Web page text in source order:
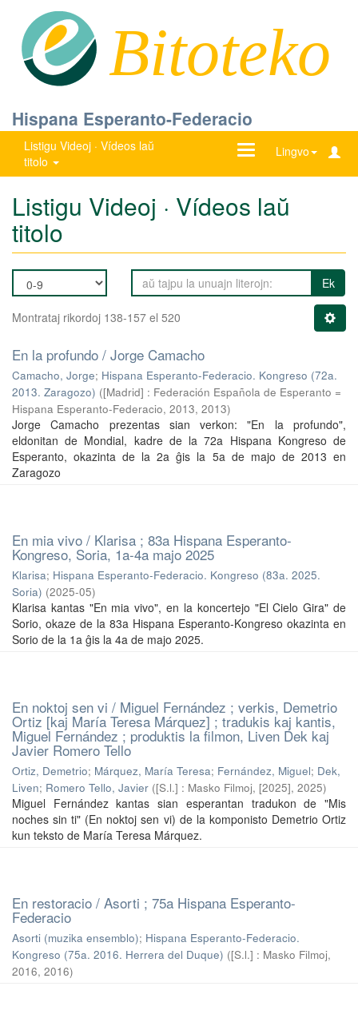
Bitoteko
Hispana Esperanto-Federacio
Listigu Videoj · Vídeos laŭ
titolo
Lingvo
Ŝanĝu
Listigu Videoj · Vídeos laŭ
titolo
Ek
Montrataj rikordoj 138-157 el 520
En la profundo / Jorge Camacho
Camacho, Jorge; Hispana Esperanto-Federacio. Kongreso (72a.
2013. Zaragozo) ([Madrid] : Federación Española de Esperanto =
Hispana Esperanto-Federacio, 2013, 2013)
Jorge Camacho prezentas sian verkon: "En la profundo",
eldonitan de Mondial, kadre de la 72a Hispana Kongreso de
Esperanto, okazinta de la 2a ĝis la 5a de majo de 2013 en
Zaragozo
En mia vivo / Klarisa ; 83a Hispana Esperanto-
Kongreso, Soria, 1a-4a majo 2025
Klarisa; Hispana Esperanto-Federacio. Kongreso (83a. 2025.
Soria) (2025-05)
Klarisa kantas "En mia vivo", en la koncertejo "El Cielo Gira" de
Sorio, okaze de la 83a Hispana Esperanto-Kongreso okazinta en
Sorio de la 1a ĝis la 4a de majo 2025.
En noktoj sen vi / Miguel Fernández ; verkis, Demetrio
Ortiz [kaj María Teresa Márquez] ; tradukis kaj kantis,
Miguel Fernández ; produktis la filmon, Liven Dek kaj
Javier Romero Tello
Ortiz, Demetrio; Márquez, María Teresa; Fernández, Miguel; Dek,
Liven; Romero Tello, Javier ([S.l.] : Masko Filmoj, [2025], 2025)
Miguel Fernández kantas sian esperantan tradukon de "Mis
noches sin ti" (En noktoj sen vi) de la komponisto Demetrio Ortiz
kun teksto de María Teresa Márquez.
En restoracio / Asorti ; 75a Hispana Esperanto-
Federacio
Asorti (muzika ensemblo); Hispana Esperanto-Federacio.
Kongreso (75a. 2016. Herrera del Duque) ([S.l.] : Masko Filmoj,
2016, 2016)